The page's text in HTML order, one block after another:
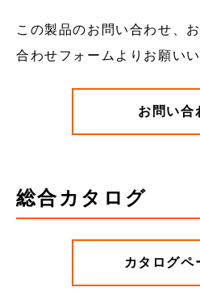
この製品のお問い合わせ、
合わせフォームよりお願いい
お問い合
総合カタログ
カタログペ